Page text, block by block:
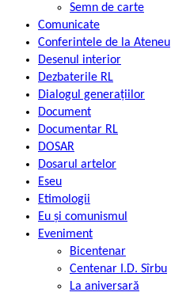
Semn de carte
Comunicate
Conferintele de la Ateneu
Desenul interior
Dezbaterile RL
Dialogul generațiilor
Document
Documentar RL
DOSAR
Dosarul artelor
Eseu
Etimologii
Eu și comunismul
Eveniment
Bicentenar
Centenar I.D. Sîrbu
La aniversară